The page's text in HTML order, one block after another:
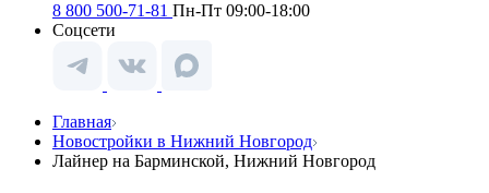
8 800 500-71-81 Пн-Пт 09:00-18:00
Соцсети
Главная
Новостройки в Нижний Новгород
Лайнер на Барминской, Нижний Новгород